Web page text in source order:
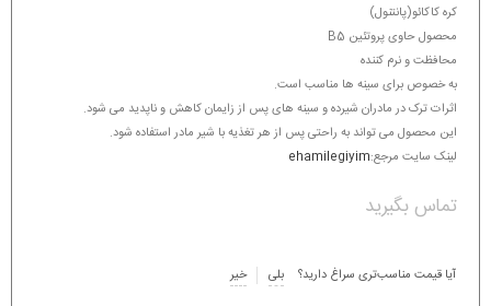
کره کاکائو(پانتنول)
محصول حاوی پروتئین B5
محافظت و نرم کننده
به خصوص برای سینه ها مناسب است.
اثرات ترک در مادران شیرده و سینه های پس از زایمان کاهش و ناپدید می شود.
این محصول می تواند به راحتی پس از هر تغذیه با شیر مادر استفاده شود.
لینک سایت مرجع:ehamilegiyim
تماس بگیرید
آیا قیمت مناسب‌تری سراغ دارید؟ بلی خیر